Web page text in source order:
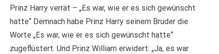
Prinz Harry verrät – „Es war, wie er es sich gewünscht
hatte“ Demnach habe Prinz Harry seinem Bruder die
Worte „Es war, wie er es sich gewünscht hatte“
zugeflüstert. Und Prinz William erwidert: „Ja, es war